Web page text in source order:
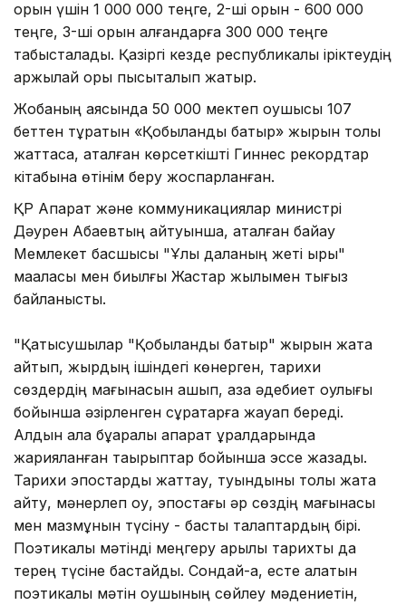
орын үшін 1 000 000 теңге, 2-ші орын - 600 000
теңге, 3-ші орын алғандарға 300 000 теңге
табысталады. Қазіргі кезде республикалық іріктеудің
қаржылай қоры пысықталып жатыр.
Жобаның аясында 50 000 мектеп оқушысы 107
беттен тұратын «Қобыланды батыр» жырын толық
жаттаса, аталған көрсеткішті Гиннес рекордтар
кітабына өтінім беру жоспарланған.
ҚР Ақпарат және коммуникациялар министрі
Дәурен Абаевтың айтуынша, аталған байқау
Мемлекет басшысы "Ұлы даланың жеті қыры"
мақаласы мен биылғы Жастар жылымен тығыз
байланысты.
"Қатысушылар "Қобыланды батыр" жырын жатқа
айтып, жырдың ішіндегі көнерген, тариxи
сөздердің мағынасын ашып, қазақ әдебиет оқулығы
бойынша әзірленген сұрақтарға жауап береді.
Алдын ала бұқаралық ақпарат құралдарында
жарияланған тақырыптар бойынша эссе жазады.
Тариxи эпостарды жаттау, туындыны толық жатқа
айту, мәнерлеп оқу, эпостағы әр сөздің мағынасы
мен мазмұнын түсіну - басты талаптардың бірі.
Поэтикалық мәтінді меңгеру арқылы тариxты да
терең түсіне бастайды. Сондай-ақ, есте қалатын
поэтикалық мәтін оқушының сөйлеу мәдениетін,